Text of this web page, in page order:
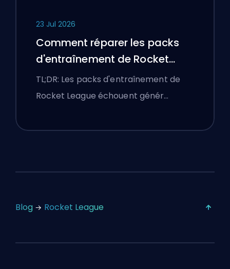
23 Jul 2026
Comment réparer les packs
d'entraînement de Rocket
League qui ne fonctionnent
pas
TL;DR: Les packs d'entraînement de
Rocket League échouent génér…
Blog Rocket League